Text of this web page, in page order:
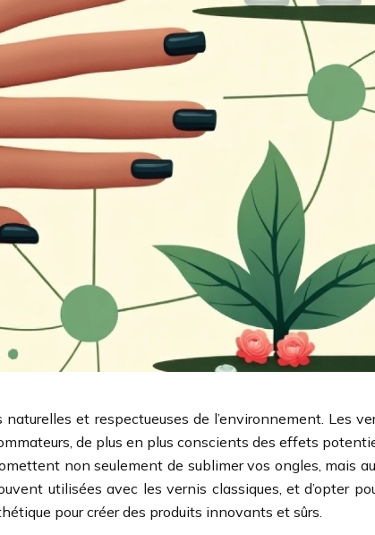
et respectueuses de l’environnement. Les
de plus en plus conscients des effets
non seulement de sublimer vos ongles, mais
utilisées avec les vernis classiques, et d’opter
pour créer des produits innovants et sûrs.